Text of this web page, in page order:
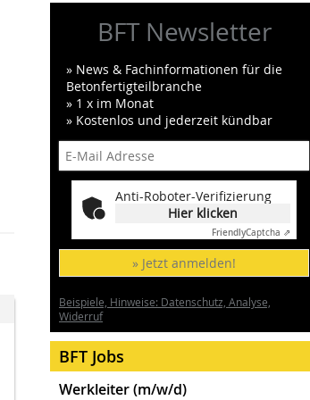
BFT Newsletter
» News & Fachinformationen für die
Betonfertigteilbranche
» 1 x im Monat
» Kostenlos und jederzeit kündbar
Anti-Roboter-Verifizierung
Hier klicken
FriendlyCaptcha ⇗
» Jetzt anmelden!
Beispiele, Hinweise: Datenschutz, Analyse,
Widerruf
BFT Jobs
Werkleiter (m/w/d)